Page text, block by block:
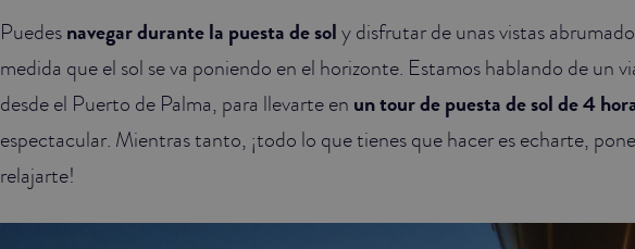
Puedesnavegar durante la puesta de soly disfrutar de unas vistas
medida que el sol se va poniendo en el horizonte. Estamos hablando de un
desde el Puerto de Palma, para llevarte en un tour de puesta de sol de 4
espectacular. Mientras tanto, ¡todo lo que tienes que hacer es echarte,
relajarte!